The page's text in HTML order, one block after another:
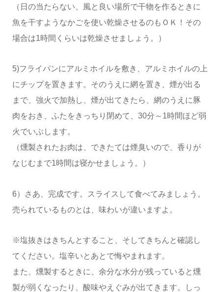
（日の当たらない、風と良い場所で干物を作るときに
魚を干すようなかごを使い乾燥させるのもＯＫ！その
場合は1時間くらいは乾燥させましょう。）
5)フライパンにアルミホイルを敷き、アルミホイルの上
にチップを置きます。そのうえに網を置き、煙が出る
まで、強火で加熱し、煙が出てきたら、網のうえに豚
肉をおき、ふたをきっちり閉めて、30分～1時間ほど弱
火でいぶします。
（燻製されたお肉は、できたては煙臭いので、香りが
なじむまで1時間は寝かせましょう。）
6）さあ、完成です。スライスして食べてみましょう。
売られているものとは、味わいが違いますよ。
※塩抜きはきちんとすること、そしてきちんと確認し
てください。塩辛いとあとで悔やまれます。
また、燻製するときに、余分な水分が残っていると燻
製が弱くなったり、酸味やえぐみが出てきます。しっ